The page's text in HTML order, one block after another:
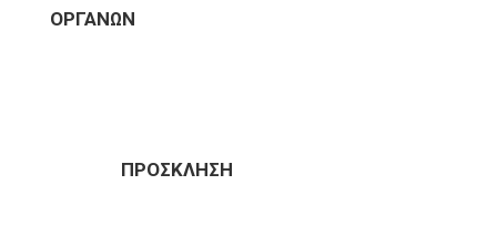
ΟΡΓΑΝΩΝ
ΠΡΟΣΚΛΗΣΗ